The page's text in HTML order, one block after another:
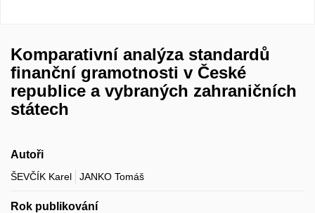
Komparativní analýza standardů
finanční gramotnosti v České
republice a vybraných zahraničních
státech
Autoři
ŠEVČÍK Karel JANKO Tomáš
Rok publikování